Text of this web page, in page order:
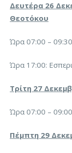
Δευτέρα 26
Θεοτόκου
Ώρα 07:00 –
Ώρα 17:00:
Τρίτη 27
Ώρα 07:00 –
Πέμπτη 29